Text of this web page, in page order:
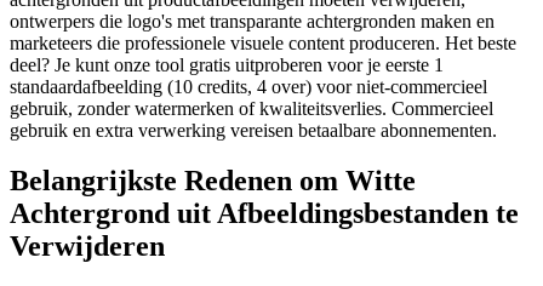
ontwerpers die logo's met transparante achtergronden maken en
marketeers die professionele visuele content produceren. Het beste
deel? Je kunt onze tool gratis uitproberen voor je eerste 1
standaardafbeelding (10 credits, 4 over) voor niet-commercieel
gebruik, zonder watermerken of kwaliteitsverlies. Commercieel
gebruik en extra verwerking vereisen betaalbare abonnementen.
Belangrijkste Redenen om Witte
Achtergrond uit Afbeeldingsbestanden te
Verwijderen